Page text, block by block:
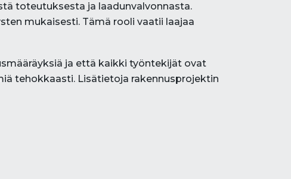
toteutuksesta ja laadunvalvonnasta.
mukaisesti. Tämä rooli vaatii laajaa
ja että kaikki työntekijät ovat
tehokkaasti. Lisätietoja rakennusprojektin